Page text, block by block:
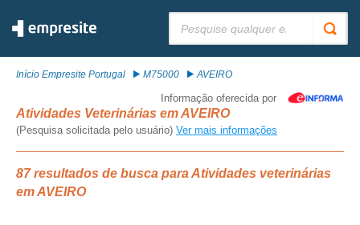
Início Empresite Portugal M75000 AVEIRO
Informação oferecida por
Atividades Veterinárias em AVEIRO
(Pesquisa solicitada pelo usuário) Ver mais informações
87 resultados de busca para Atividades veterinárias
em AVEIRO